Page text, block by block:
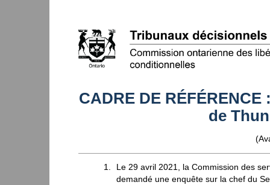
CADRE DE
de
Le 29 avril 2021, la Commission des
demandé une enquête sur la chef du